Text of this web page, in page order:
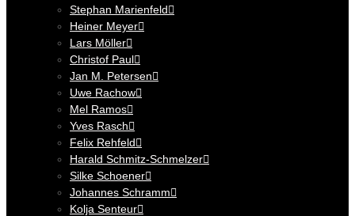
Stephan Marienfeld
Heiner Meyer
Lars Möller
Christof Paul
Jan M. Petersen
Uwe Rachow
Mel Ramos
Yves Rasch
Felix Rehfeld
Harald Schmitz-Schmelzer
Silke Schoener
Johannes Schramm
Kolja Senteur